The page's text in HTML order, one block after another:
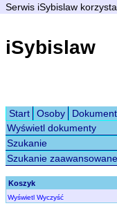
Serwis iSybislaw
iSybislaw
Start Osoby
Wyświetl dokumenty
Szukanie
Szukanie zaawansowane
Koszyk
Wyświetl Wyczyść